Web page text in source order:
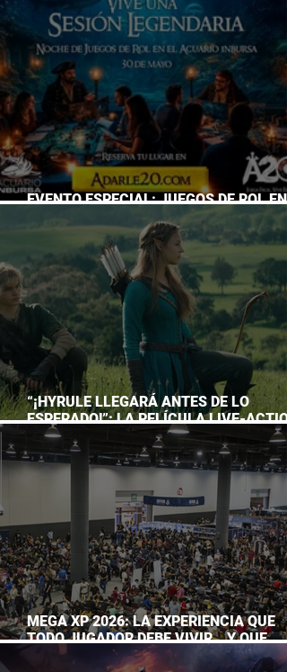
LANZAMIENTO
EVENTO ESPECIAL: JUEGOS DE ROL EN
“¡HYRULE LLEGARÁ ANTES DE LO
ESPERADO!”: LA PELÍCULA LIVE-
DE THE LEGEND OF ZELDA ADELANTA
ESTRENO
MEGA XP 2026: LA EXPERIENCIA QUE
TODO JUGADOR DEBE VIVIR… Y QUE
AHORA PUEDES DISFRUTAR A TU RITMO